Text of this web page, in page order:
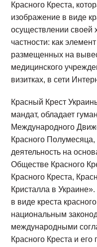
Красного Креста,
изображение в виде
осуществлении своей
частности: как
размещенных на
медицинского
визитках, в сети
Красный Крест
мандат, обладает
Международного
Красного
деятельность на
Обществе Красного
Красного Креста,
Кристалла в
в виде креста
национальным
международными
Красного Креста и его